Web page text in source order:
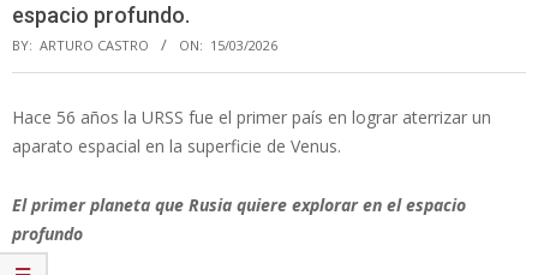
espacio profundo.
BY: ARTURO CASTRO ON: 15/03/2026
Hace 56 años la URSS fue el primer país en lograr aterrizar un
aparato espacial en la superficie de Venus.
El primer planeta que Rusia quiere explorar en el espacio
profundo